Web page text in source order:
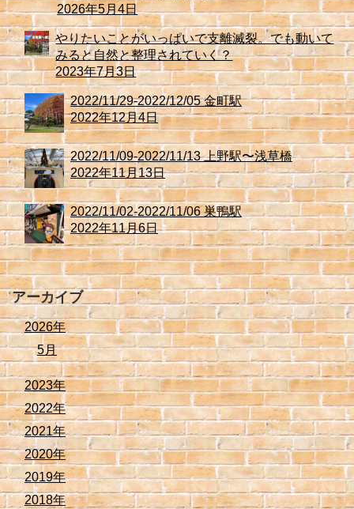
2026年5月4日
やりたいことがいっぱいで支離滅裂。でも動いて
みると自然と整理されていく？
2023年7月3日
2022/11/29-2022/12/05 金町駅
2022年12月4日
2022/11/09-2022/11/13 上野駅〜浅草橋
2022年11月13日
2022/11/02-2022/11/06 巣鴨駅
2022年11月6日
アーカイブ
2026年
5月
2023年
2022年
2021年
2020年
2019年
2018年